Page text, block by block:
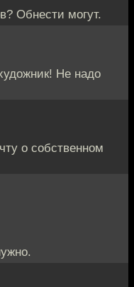
Обнести могут.
Не надо
о собственном